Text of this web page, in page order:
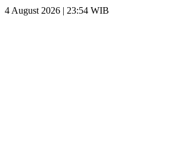
4 August 2026 | 23:54 WIB